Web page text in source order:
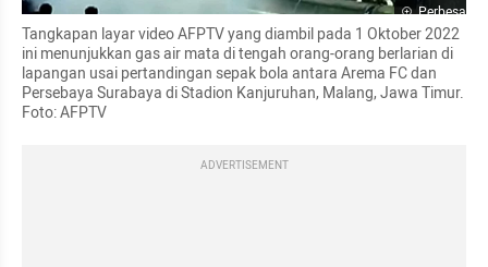
Perbesar
Tangkapan layar video AFPTV yang diambil pada 1 Oktober 2022
ini menunjukkan gas air mata di tengah orang-orang berlarian di
lapangan usai pertandingan sepak bola antara Arema FC dan
Persebaya Surabaya di Stadion Kanjuruhan, Malang, Jawa Timur.
Foto: AFPTV
ADVERTISEMENT